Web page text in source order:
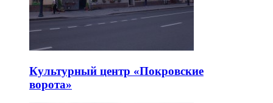
Культурный центр «Покровские
ворота»